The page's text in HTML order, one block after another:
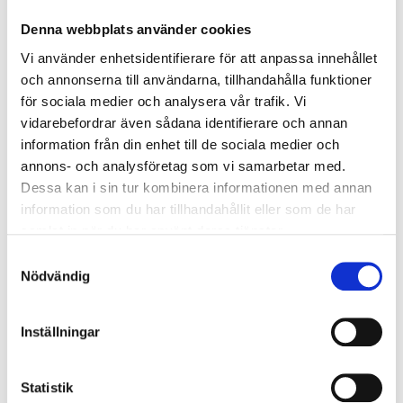
Denna webbplats använder cookies
Vi använder enhetsidentifierare för att anpassa innehållet
och annonserna till användarna, tillhandahålla funktioner
för sociala medier och analysera vår trafik. Vi
vidarebefordrar även sådana identifierare och annan
information från din enhet till de sociala medier och
annons- och analysföretag som vi samarbetar med.
Dessa kan i sin tur kombinera informationen med annan
information som du har tillhandahållit eller som de har
Nödvändig
Inställningar
Statistik
Överspänningsskydd DM
Ljusstyrning
Ljusstyrning:
DALI, Fasimpuls, DSI,
Korridorfunktion
Antal DALI-adresser:
1
Sensor:
Utan sensor
Nödljus:
Armaturen är försedd med fristående drivare som
ansluts med snabbkoppling mot armatur. Drivaren är